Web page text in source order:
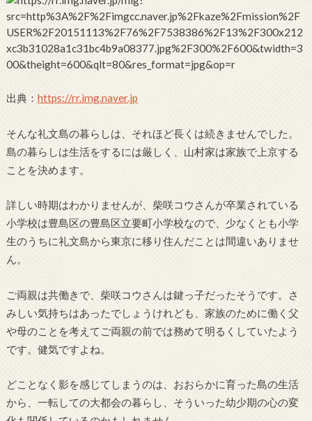
出典： https://rr.img.naver.jp
そんな礼文島の暮らしは、それほど長くは続きませんでした。
島の暮らしは生活をするには厳しく、山村家は家族で上京する
ことを決めます。
詳しい時期はわかりませんが、柴咲コウさんが卒業されている
小学校は豊島区の豊島区立要町小学校なので、少なくとも小学
生のうちに礼文島から東京に移り住んだことは間違いありませ
ん。
ご両親は共働きで、柴咲コウさんは鍵っ子だったそうです。さ
みしい気持ちはあったでしょうけれども、家族のために働く父
や母のことを考えてご両親の前では務めて明るくしていたよう
です。健気ですよね。
どことなく影を感じてしまうのは、おおらかに育った島の生活
から、一転しての大都会の暮らし、そういった幼少期の心の変